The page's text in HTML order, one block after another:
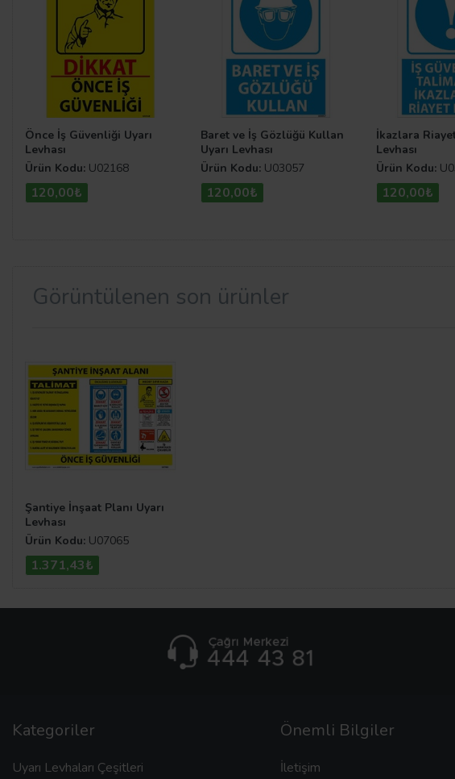
Önce İş Güvenliği Uyarı
Levhası
Ürün Kodu: U02168
120,00₺
Baret ve İş Gözlüğü Kullan
Uyarı Levhası
Ürün Kodu: U03057
120,00₺
İkazlara
Levhası
Ürün Kodu:
120,00₺
Görüntülenen son ürünler
Şantiye İnşaat Planı Uyarı
Levhası
Ürün Kodu: U07065
1.371,43₺
Kategoriler
Uyarı Levhaları Çeşitleri
Önemli Bilgiler
İletişim